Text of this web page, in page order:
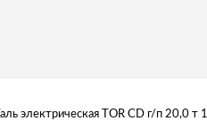
электрическая TOR CD г/п 20,0 т